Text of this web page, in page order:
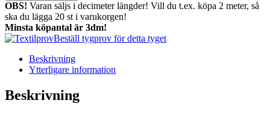
OBS! Varan säljs i decimeter längder! Vill du t.ex. köpa 2 meter, så
ska du lägga 20 st i varukorgen!
Minsta köpantal är 3dm!
Beställ tygprov för detta tyget
Beskrivning
Ytterligare information
Beskrivning